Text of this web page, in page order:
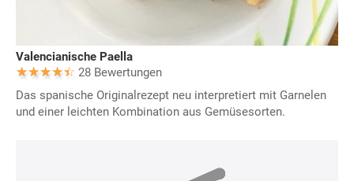
Valencianische Paella
28 Bewertungen
Das spanische Originalrezept neu interpretiert mit Garnelen
und einer leichten Kombination aus Gemüsesorten.